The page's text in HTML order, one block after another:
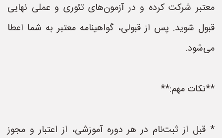
معتبر شرکت کرده و در آزمون‌های تئوری و عملی نهایی
قبول شوید. پس از قبولی، گواهینامه معتبر به شما اعطا
می‌شود.
**نکات مهم:**
* قبل از ثبت‌نام در هر دوره آموزشی، از اعتبار و مجوز